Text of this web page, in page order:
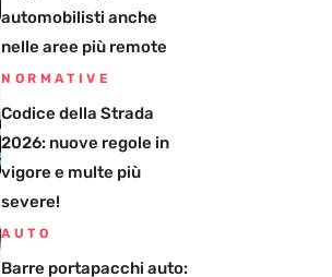
automobilisti anche
nelle aree più remote
NORMATIVE
Codice della Strada
2026: nuove regole in
vigore e multe più
severe!
AUTO
Barre portapacchi auto: